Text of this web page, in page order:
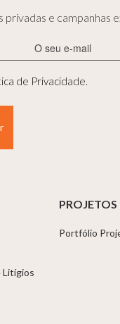
e campanhas
mail
(Obrigatório)
de Privacidade.
Litígios
PROJETOS
Portfólio